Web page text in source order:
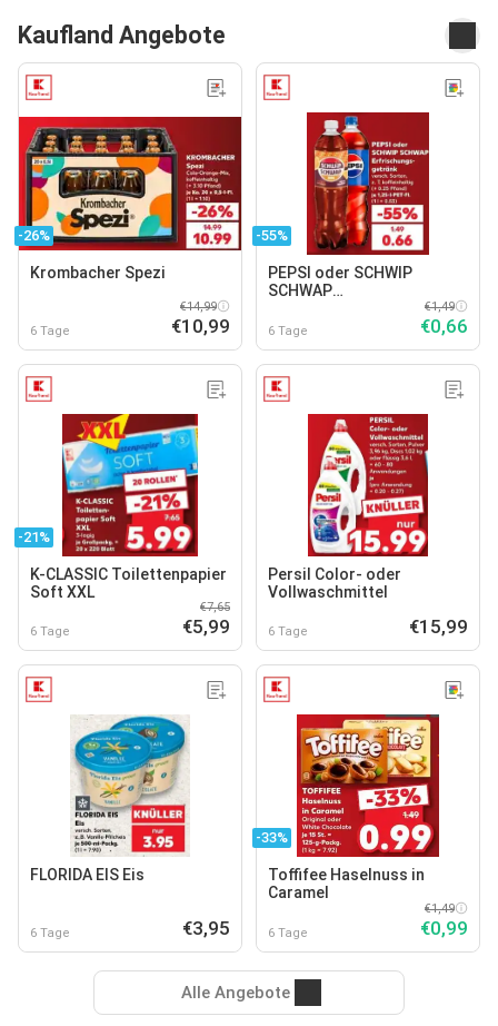
Kaufland Angebote
-26%
Krombacher Spezi
6 Tage
€14,99
€10,99
-55%
PEPSI oder SCHWIP
SCHWAP
6 Tage
€1,49
€0,66
-21%
K-CLASSIC Toilettenpapier
Soft XXL
6 Tage
€7,65
€5,99
Persil Color- oder
Vollwaschmittel
6 Tage €15,99
FLORIDA EIS Eis
6 Tage €3,95
-33%
Toffifee Haselnuss in
Caramel
6 Tage
€1,49
€0,99
Alle Angebote